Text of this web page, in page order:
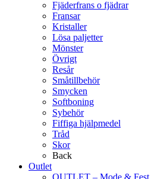
Fjäderfrans o fjädrar
Fransar
Kristaller
Lösa paljetter
Mönster
Övrigt
Resår
Småtillbehör
Smycken
Softboning
Sybehör
Fiffiga hjälpmedel
Tråd
Skor
Back
Outlet
OUTLET – Mode & Fest